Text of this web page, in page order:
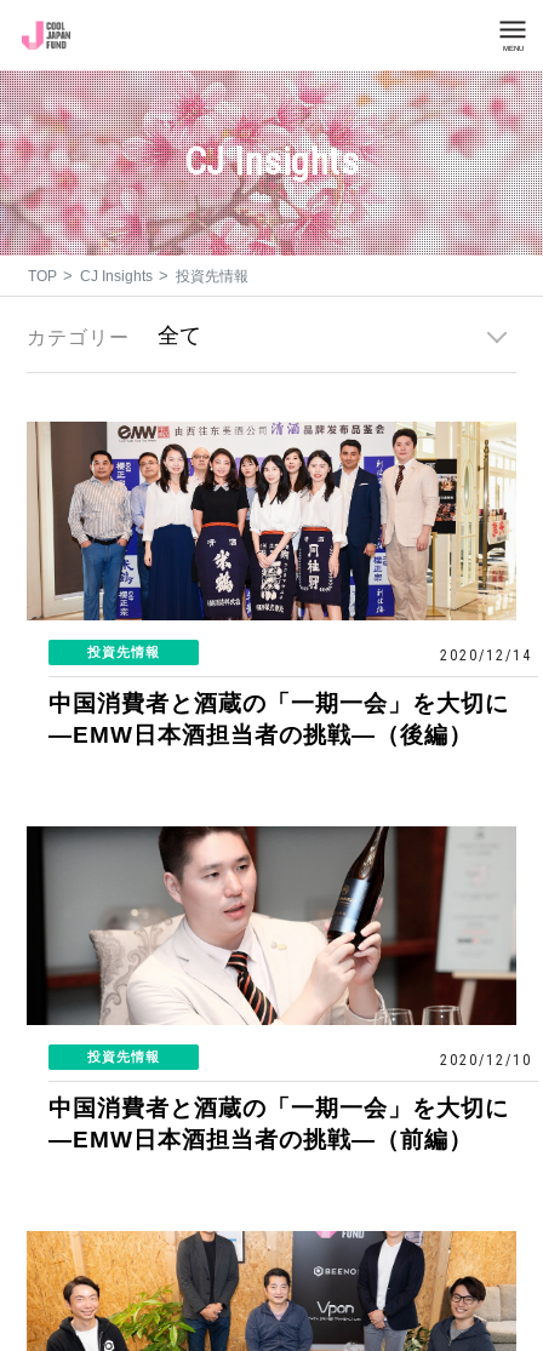
MENU
会社概要
投資案件一覧
CJ Insights
お問い合わせ（投資について）
About Cool Japan Fund
クールジャパン機構とは
ご挨拶
会社概要
組織・運営体制
官民ファンドの連携
Our Practice
クールジャパン機構の役割
支援基準の概要
プロジェクト紹介
プレスリリース
コラム「私のクールジャパン」
Contact
投資についてのお問い合わせ
CJ Insights
TOP > CJ Insights > 投資先情報
カテゴリー
投資先情報 2020/12/14
中国消費者と酒蔵の「一期一会」を大切に
―EMW日本酒担当者の挑戦—（後編）
投資先情報 2020/12/10
中国消費者と酒蔵の「一期一会」を大切に
―EMW日本酒担当者の挑戦—（前編）